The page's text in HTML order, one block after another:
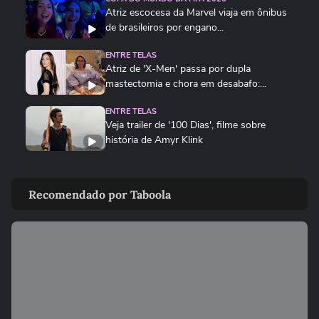
Atriz escocesa da Marvel viaja em ônibus
de brasileiros por engano...
ENTRE TELAS
Atriz de 'X-Men' passa por dupla
mastectomia e chora em desabafo:...
ENTRE TELAS
Veja trailer de '100 Dias', filme sobre
história de Amyr Klink
00:51
cinemas neste mês
ENTRE TELAS
Recomendado por Taboola